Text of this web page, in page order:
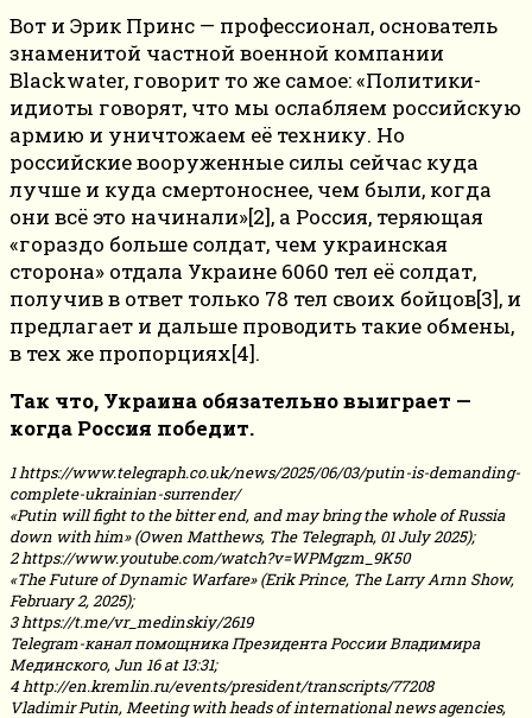
Вот и Эрик Принс — профессионал, основатель
знаменитой частной военной компании
Blackwater, говорит то же самое: «Политики-
идиоты говорят, что мы ослабляем российскую
армию и уничтожаем её технику. Но
российские вооруженные силы сейчас куда
лучше и куда смертоноснее, чем были, когда
они всё это начинали»[2], а Россия, теряющая
«гораздо больше солдат, чем украинская
сторона» отдала Украине 6060 тел её солдат,
получив в ответ только 78 тел своих бойцов[3], и
предлагает и дальше проводить такие обмены,
в тех же пропорциях[4].
Так что, Украина обязательно выиграет —
когда Россия победит.
1 https://www.telegraph.co.uk/news/2025/06/03/putin-is-demanding-
complete-ukrainian-surrender/
«Putin will fight to the bitter end, and may bring the whole of Russia
down with him» (Owen Matthews, The Telegraph, 01 July 2025);
2 https://www.youtube.com/watch?v=WPMgzm_9K50
«The Future of Dynamic Warfare» (Erik Prince, The Larry Arnn Show,
February 2, 2025);
3 https://t.me/vr_medinskiy/2619
Telegram-канал помощника Президента России Владимира
Мединского, Jun 16 at 13:31;
4 http://en.kremlin.ru/events/president/transcripts/77208
Vladimir Putin, Meeting with heads of international news agencies,